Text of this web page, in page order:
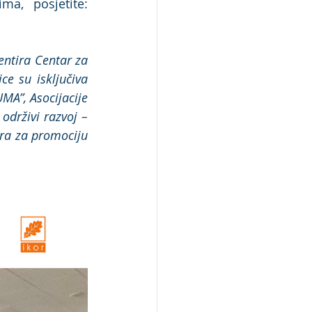
Centar za
su isključiva
Asocijacije
razvoj –
za promociju